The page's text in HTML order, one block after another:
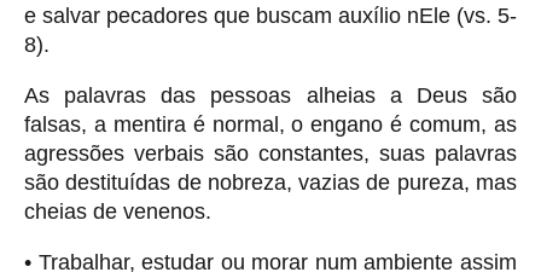
e salvar pecadores que buscam auxílio nEle (vs. 5-
8).
As palavras das pessoas alheias a Deus são
falsas, a mentira é normal, o engano é comum, as
agressões verbais são constantes, suas palavras
são destituídas de nobreza, vazias de pureza, mas
cheias de venenos.
• Trabalhar, estudar ou morar num ambiente assim